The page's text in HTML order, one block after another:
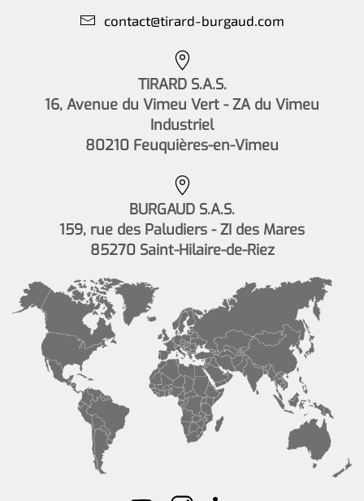
contact@tirard-burgaud.com
TIRARD S.A.S.
16, Avenue du Vimeu Vert - ZA du Vimeu
Industriel
80210 Feuquières-en-Vimeu
BURGAUD S.A.S.
159, rue des Paludiers - ZI des Mares
85270 Saint-Hilaire-de-Riez